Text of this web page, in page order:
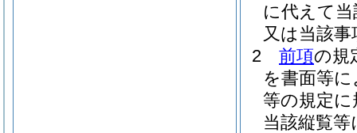
に代えて
又は当該
2
前項の規
を書面等
等の規定
当該縦覧